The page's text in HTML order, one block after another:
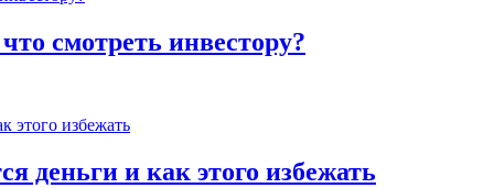
смотреть инвестору?
деньги и как этого избежать